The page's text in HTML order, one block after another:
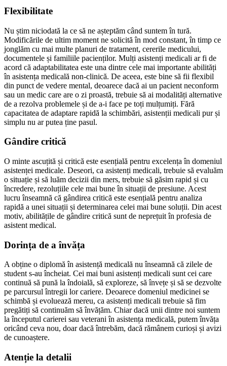
Flexibilitate
Nu știm niciodată la ce să ne așteptăm când suntem în tură.
Modificările de ultim moment ne solicită în mod constant, în timp ce
jonglăm cu mai multe planuri de tratament, cererile medicului,
documentele și familiile pacienților. Mulți asistenți medicali ar fi de
acord că adaptabilitatea este una dintre cele mai importante abilități
în asistența medicală non-clinică. De aceea, este bine să fii flexibil
din punct de vedere mental, deoarece dacă ai un pacient neconform
sau un medic care are o zi proastă, trebuie să ai modalități alternative
de a rezolva problemele și de a-i face pe toți mulțumiți. Fără
capacitatea de adaptare rapidă la schimbări, asistenții medicali pur și
simplu nu ar putea ține pasul.
Gândire critică
O minte ascuțită și critică este esențială pentru excelența în domeniul
asistenței medicale. Deseori, ca asistenți medicali, trebuie să evaluăm
o situație și să luăm decizii din mers, trebuie să găsim rapid și cu
încredere, rezoluțiile cele mai bune în situații de presiune. Acest
lucru înseamnă că gândirea critică este esențială pentru analiza
rapidă a unei situații și determinarea celei mai bune soluții. Din acest
motiv, abilitățile de gândire critică sunt de neprețuit în profesia de
asistent medical.
Dorința de a învăța
A obține o diplomă în asistență medicală nu înseamnă că zilele de
student s-au încheiat. Cei mai buni asistenți medicali sunt cei care
continuă să pună la îndoială, să exploreze, să învețe și să se dezvolte
pe parcursul întregii lor cariere. Deoarece domeniul medicinei se
schimbă și evoluează mereu, ca asistenți medicali trebuie să fim
pregătiți să continuăm să învățăm. Chiar dacă unii dintre noi suntem
la începutul carierei sau veterani în asistența medicală, putem învăța
oricând ceva nou, doar dacă întrebăm, dacă rămânem curioși și avizi
de cunoaștere.
Atenție la detalii